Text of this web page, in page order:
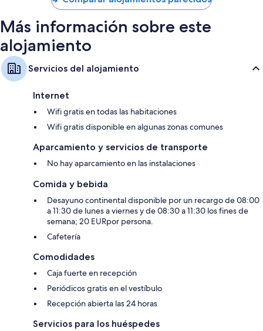
83 €
Más información sobre este
alojamiento
Servicios del alojamiento
Internet
Wifi gratis en todas las habitaciones
Wifi gratis disponible en algunas zonas comunes
Aparcamiento y servicios de transporte
No hay aparcamiento en las instalaciones
Comida y bebida
Desayuno continental disponible por un recargo de 08:00
a 11:30 de lunes a viernes y de 08:30 a 11:30 los fines de
semana; 20 EURpor persona.
Cafetería
Comodidades
Caja fuerte en recepción
Periódicos gratis en el vestíbulo
Recepción abierta las 24 horas
Servicios para los huéspedes